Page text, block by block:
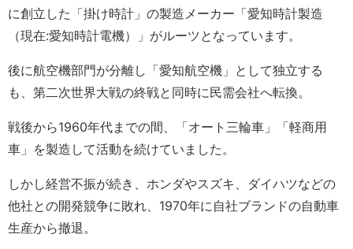
に創立した「掛け時計」の製造メーカー「愛知時計製造
（現在:愛知時計電機）」がルーツとなっています。
後に航空機部門が分離し「愛知航空機」として独立する
も、第二次世界大戦の終戦と同時に民需会社へ転換。
戦後から1960年代までの間、「オート三輪車」「軽商用
車」を製造して活動を続けていました。
しかし経営不振が続き、ホンダやスズキ、ダイハツなどの
他社との開発競争に敗れ、1970年に自社ブランドの自動車
生産から撤退。